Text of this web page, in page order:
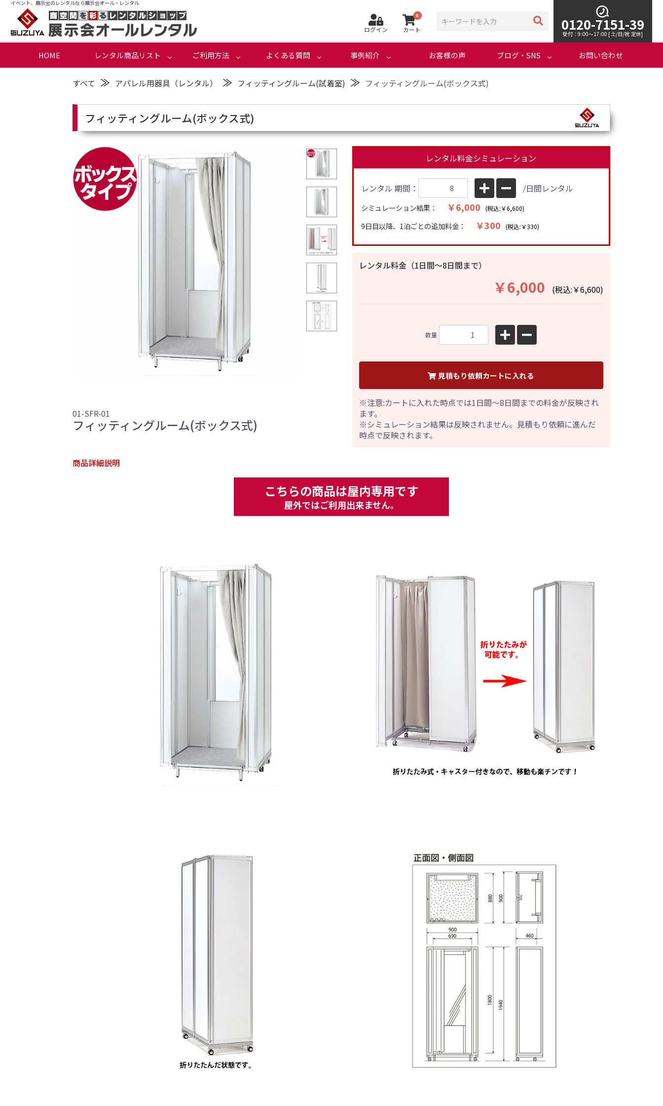
イベント、展示会のレンタルなら展示会オール・レンタル
ログイン
0
カート 0120-7151-39
受付：9:00～17:00 [土/日/祝 定休]
HOME レンタル商品リスト ご利用方法 よくある質問 事例紹介 お客様の声 ブログ・SNS お問い合わせ
すべて ≫ アパレル用器具（レンタル） ≫ フィッティングルーム(試着室) ≫ フィッティングルーム(ボックス式)
フィッティングルーム(ボックス式)
01-SFR-01
フィッティングルーム(ボックス式)
レンタル料金シミュレーション
レンタル 期間： /日間レンタル
シミュレーション結果： ￥6,000 (税込:￥6,600)
9日目以降、1泊ごとの追加料金： ￥300 (税込:￥330)
レンタル料金（1日間〜8日間まで）
￥6,000 (税込:￥6,600)
数量
見積もり依頼カートに入れる
※注意:カートに入れた時点では1日間～8日間までの料金が反映され
ます。
※シミュレーション結果は反映されません。見積もり依頼に進んだ
時点で反映されます。
商品詳細説明
こちらの商品は屋内専用です
屋外ではご利用出来ません。